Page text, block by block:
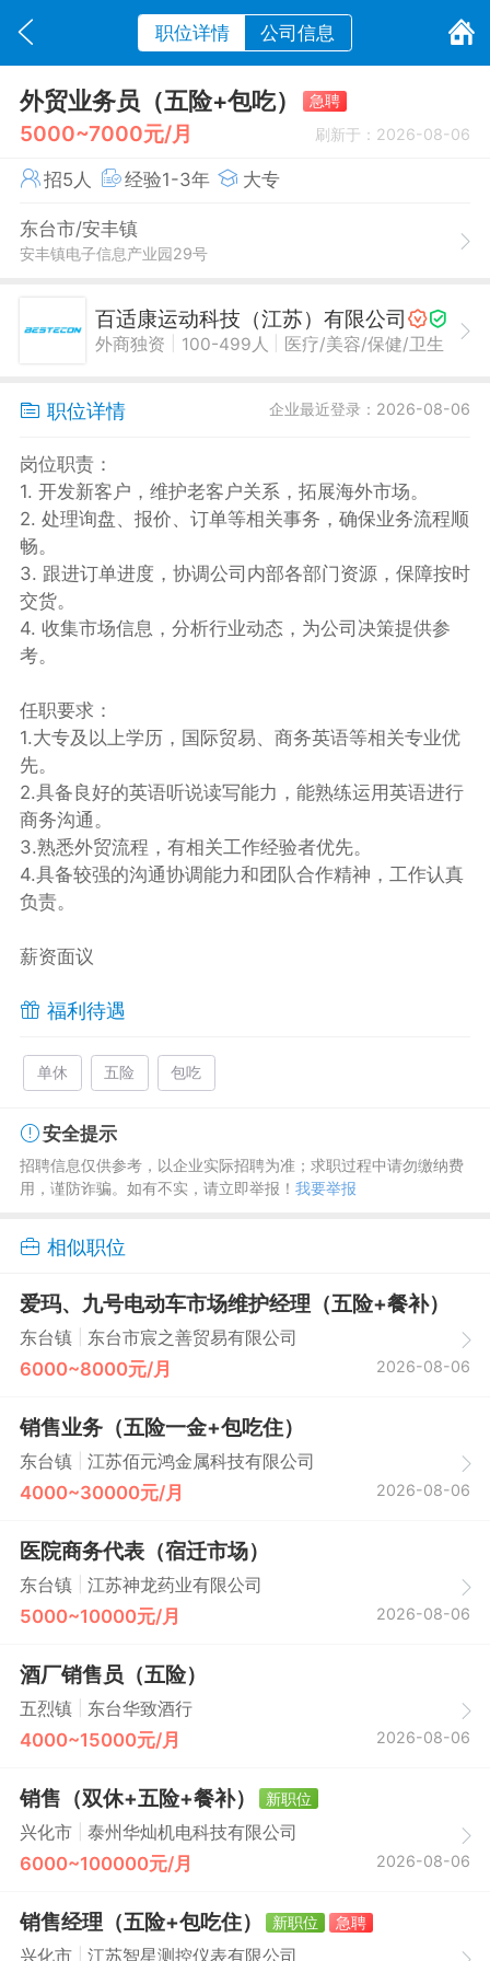
职位详情 公司信息
外贸业务员（五险+包吃） 急聘
5000~7000元/月 刷新于：2026-08-06
招5人 经验1-3年 大专
东台市/安丰镇
安丰镇电子信息产业园29号
百适康运动科技（江苏）有限公司
外商独资 100-499人 医疗/美容/保健/卫生
职位详情 企业最近登录：2026-08-06
岗位职责：
1. 开发新客户，维护老客户关系，拓展海外市场。
2. 处理询盘、报价、订单等相关事务，确保业务流程顺
畅。
3. 跟进订单进度，协调公司内部各部门资源，保障按时
交货。
4. 收集市场信息，分析行业动态，为公司决策提供参
考。
任职要求：
1.大专及以上学历，国际贸易、商务英语等相关专业优
先。
2.具备良好的英语听说读写能力，能熟练运用英语进行
商务沟通。
3.熟悉外贸流程，有相关工作经验者优先。
4.具备较强的沟通协调能力和团队合作精神，工作认真
负责。
薪资面议
福利待遇
单休 五险 包吃
安全提示
招聘信息仅供参考，以企业实际招聘为准；求职过程中请勿缴纳费
用，谨防诈骗。如有不实，请立即举报！ 我要举报
相似职位
爱玛、九号电动车市场维护经理（五险+餐补）
东台镇 东台市宸之善贸易有限公司
6000~8000元/月 2026-08-06
销售业务（五险一金+包吃住）
东台镇 江苏佰元鸿金属科技有限公司
4000~30000元/月 2026-08-06
医院商务代表（宿迁市场）
东台镇 江苏神龙药业有限公司
5000~10000元/月 2026-08-06
酒厂销售员（五险）
五烈镇 东台华致酒行
4000~15000元/月 2026-08-06
销售（双休+五险+餐补）
新职位
兴化市
泰州华灿机电科技有限公司
6000~100000元/月 2026-08-06
销售经理（五险+包吃住） 新职位
急聘
兴化市
江苏智星测控仪表有限公司